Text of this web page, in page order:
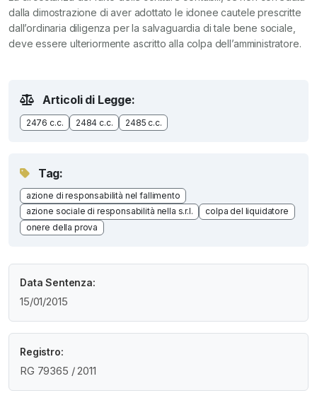
dalla dimostrazione di aver adottato le idonee cautele prescritte
dall’ordinaria diligenza per la salvaguardia di tale bene sociale,
deve essere ulteriormente ascritto alla colpa dell’amministratore.
Articoli di Legge:
2476 c.c. 2484 c.c. 2485 c.c.
Tag:
azione di responsabilità nel fallimento
azione sociale di responsabilità nella s.r.l.
colpa del liquidatore
onere della prova
Data Sentenza:
15/01/2015
Registro:
RG 79365 / 2011